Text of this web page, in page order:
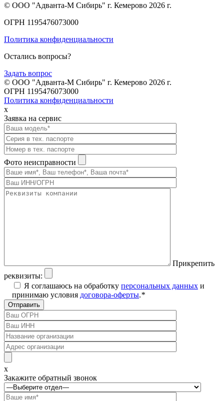
© ООО "Адванта-М Сибирь" г. Кемерово 2026 г.
ОГРН 1195476073000
Политика конфиденциальности
Остались вопросы?
Задать вопрос
© ООО "Адванта-М Сибирь" г. Кемерово 2026 г.
ОГРН 1195476073000
Политика конфиденциальности
x
Заявка на сервис
Фото неисправности
Прикрепить
реквизиты:
Я соглашаюсь на обработку персональных данных и
принимаю условия договора-оферты.*
x
Закажите обратный звонок